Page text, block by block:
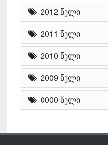
2012 წელი
2011 წელი
2010 წელი
2009 წელი
0000 წელი